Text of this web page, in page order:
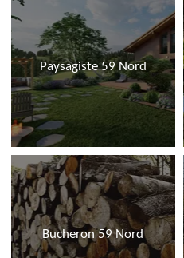
Paysagiste 59 Nord
Bucheron 59 Nord